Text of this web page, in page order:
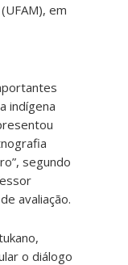
em
indígena
segundo
avaliação.
o diálogo